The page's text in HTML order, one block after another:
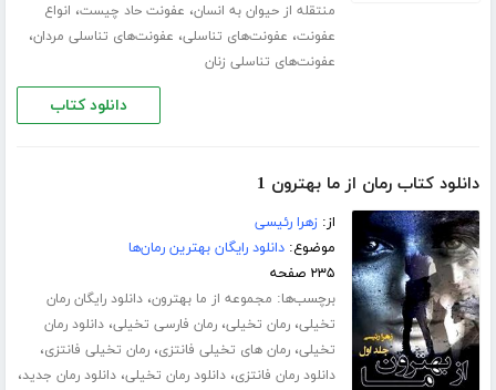
منتقله از حیوان به انسان، عفونت حاد چیست، انواع
عفونت، عفونت‌های تناسلی، عفونت‌های تناسلی مردان،
عفونت‌های تناسلی زنان
دانلود کتاب
دانلود کتاب رمان از ما بهترون 1
از:زهرا رئیسی
موضوع:دانلود رایگان بهترین رمان‌ها
۲۳۵ صفحه
برچسب‌ها: مجموعه از ما بهترون،دانلود رایگان رمان
تخیلی،رمان تخیلی،رمان فارسی تخیلی،دانلود رمان
تخیلی،رمان های تخیلی فانتزی،رمان تخیلی فانتزی،
دانلود رمان فانتزی،دانلود رمان تخیلی،دانلود رمان جدید،